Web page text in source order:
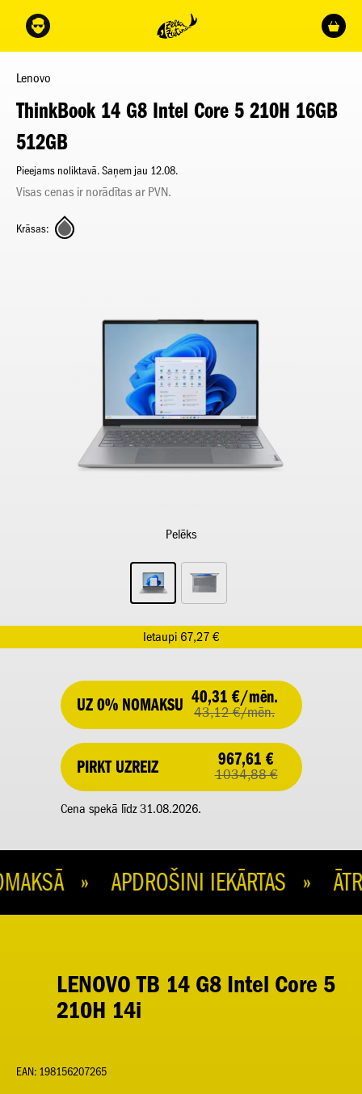
Lenovo
ThinkBook 14 G8 Intel Core 5 210H 16GB
512GB
Pieejams noliktavā. Saņem jau 12.08.
Visas cenas ir norādītas ar PVN.
Krāsas:
Pelēks
Ietaupi 67,27 €
UZ 0% NOMAKSU 40,31 €/mēn.
43,12 €/mēn.
PIRKT UZREIZ 967,61 €
1034,88 €
Cena spekā līdz 31.08.2026.
» APDROŠINI IEKĀRTAS »
LENOVO TB 14 G8 Intel Core 5
210H 14i
EAN: 198156207265